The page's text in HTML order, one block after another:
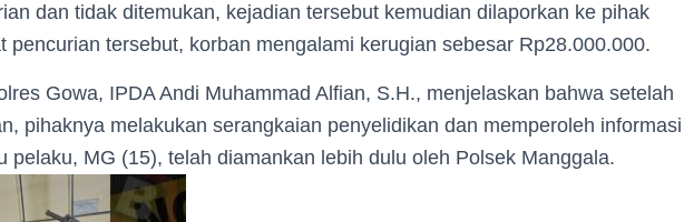
dan tidak ditemukan, kejadian tersebut kemudian dilaporkan ke pihak
pencurian tersebut, korban mengalami kerugian sebesar Rp28.000.000.
Gowa, IPDA Andi Muhammad Alfian, S.H., menjelaskan bahwa setelah
pihaknya melakukan serangkaian penyelidikan dan memperoleh informasi
pelaku, MG (15), telah diamankan lebih dulu oleh Polsek Manggala.